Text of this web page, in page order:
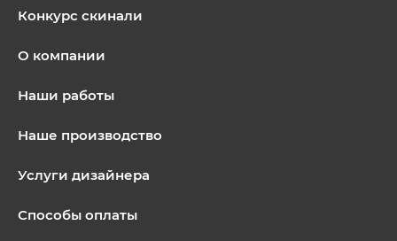
Конкурс скинали
О компании
Наши работы
Наше производство
Услуги дизайнера
Способы оплаты